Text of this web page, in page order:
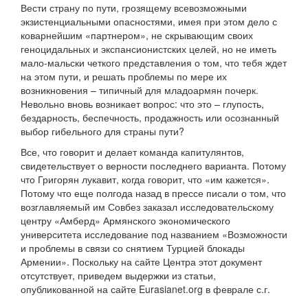
Вести страну по пути, грозящему всевозможными
экзистенциальными опасностями, имея при этом дело с
коварнейшим «партнером», не скрывающим своих
геноцидальных и экспансионистских целей, но не иметь
мало-мальски четкого представления о том, что тебя ждет
на этом пути, и решать проблемы по мере их
возникновения – типичный для младоармян почерк.
Невольно вновь возникает вопрос: что это – глупость,
бездарность, беспечность, продажность или осознанный
выбор гибельного для страны пути?
Все, что говорит и делает команда капитулянтов,
свидетельствует о верности последнего варианта. Потому
что Григорян лукавит, когда говорит, что «им кажется».
Потому что еще полгода назад в прессе писали о том, что
возглавляемый им Совбез заказал исследовательскому
центру «Амберд» Армянского экономического
университета исследование под названием «Возможности
и проблемы в связи со снятием Турцией блокады
Армении». Поскольку на сайте Центра этот документ
отсутствует, приведем выдержки из статьи,
опубликованной на сайте Eurasianet.org в феврале с.г.